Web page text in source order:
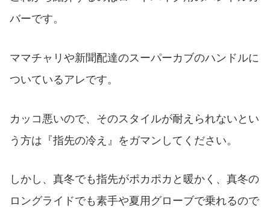
バーです。
ママチャリや新聞配達のスーパーカブのハンドルに
ついているアレです。
カッコ悪いので、そのスタイルが耐えられないとい
う方は『指先の冷え』をガマンしてください。
しかし、真冬でも指先がポカポカと暖かく、真冬の
ロングライドでも素手や夏用グローブで乗れるので